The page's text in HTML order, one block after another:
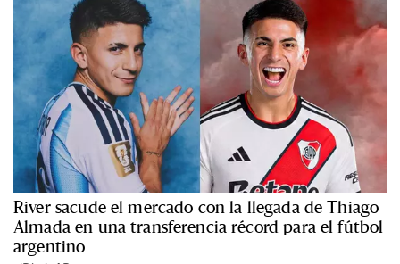
River sacude el mercado con la llegada de Thiago
Almada en una transferencia récord para el fútbol
argentino